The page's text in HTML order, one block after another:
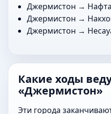
Джермистон →
Джермистон →
Джермистон →
Какие ходы
«Джермистон»
Эти города